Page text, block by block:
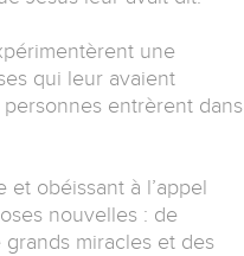
une
qui leur avaient
entrèrent dans
et obéissant à l’appel
nouvelles : de
miracles et des